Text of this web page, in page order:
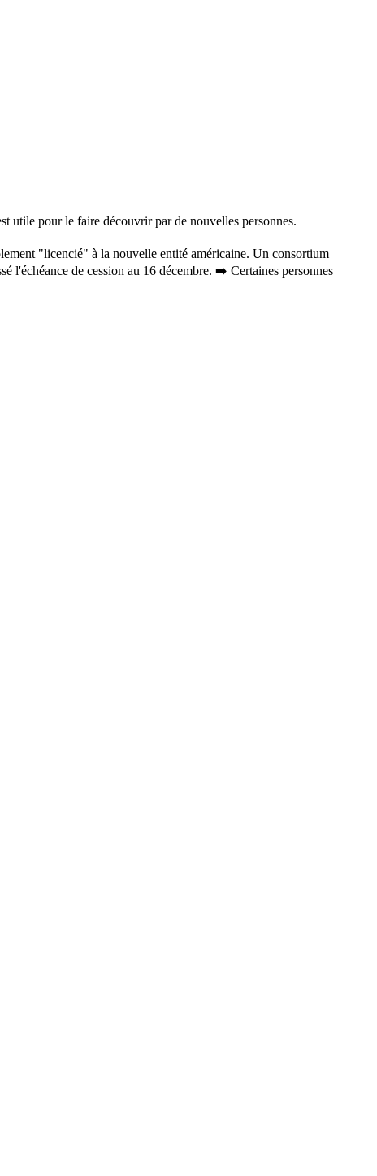
utile pour le faire découvrir par de nouvelles personnes.
"licencié" à la nouvelle entité américaine. Un consortium
l'échéance de cession au 16 décembre. ➡️ Certaines personnes